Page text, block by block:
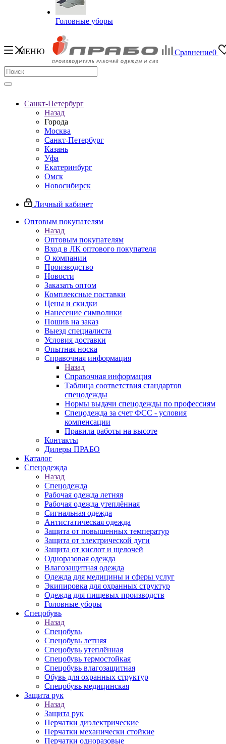
Головные уборы
МЕНЮ Сравнение0
Санкт-Петербург
Назад
Города
Москва
Санкт-Петербург
Казань
Уфа
Екатеринбург
Омск
Новосибирск
Личный кабинет
Оптовым покупателям
Назад
Оптовым покупателям
Вход в ЛК оптового покупателя
О компании
Производство
Новости
Заказать оптом
Комплексные поставки
Цены и скидки
Нанесение символики
Пошив на заказ
Выезд специалиста
Условия доставки
Опытная носка
Справочная информация
Назад
Справочная информация
Таблица соответствия стандартов
спецодежды
Нормы выдачи спецодежды по профессиям
Спецодежда за счет ФСС - условия
компенсации
Правила работы на высоте
Контакты
Дилеры ПРАБО
Каталог
Спецодежда
Назад
Спецодежда
Рабочая одежда летняя
Рабочая одежда утеплённая
Сигнальная одежда
Антистатическая одежда
Защита от повышенных температур
Защита от электрической дуги
Защита от кислот и щелочей
Одноразовая одежда
Влагозащитная одежда
Одежда для медицины и сферы услуг
Экипировка для охранных структур
Одежда для пищевых производств
Головные уборы
Спецобувь
Назад
Спецобувь
Спецобувь летняя
Спецобувь утеплённая
Спецобувь термостойкая
Спецобувь влагозащитная
Обувь для охранных структур
Спецобувь медицинская
Защита рук
Назад
Защита рук
Перчатки диэлектрические
Перчатки механически стойкие
Перчатки одноразовые